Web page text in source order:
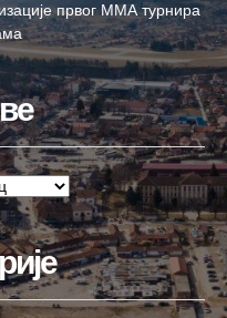
првог ММА турнира